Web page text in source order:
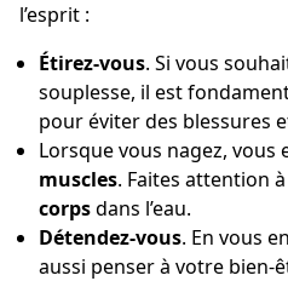
l’esprit :
Étirez-vous. Si vous
souplesse, il est
pour éviter des blessures
Lorsque vous nagez, vous
muscles. Faites attention
corpsdans l’eau.
Détendez-vous. En vous
aussi penser à votre bien-